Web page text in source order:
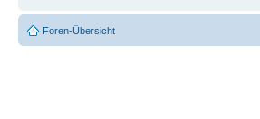
Foren-Übersicht